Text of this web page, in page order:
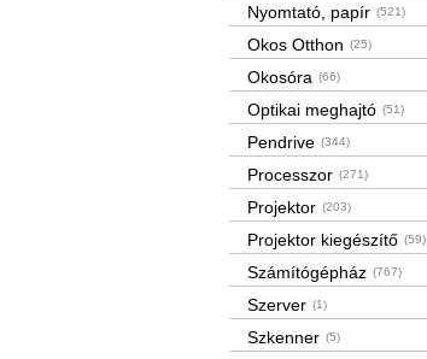
Nyomtató, papír (521)
Okos Otthon (25)
Okosóra (66)
Optikai meghajtó (51)
Pendrive (344)
Processzor (271)
Projektor (203)
Projektor kiegészítő (59)
Számítógépház (767)
Szerver (1)
Szkenner (5)